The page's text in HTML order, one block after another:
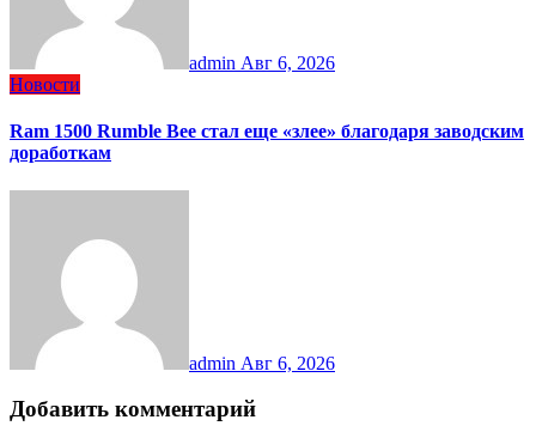
admin Авг 6, 2026
Новости
Ram 1500 Rumble Bee стал еще «злее» благодаря заводским
доработкам
admin Авг 6, 2026
Добавить комментарий